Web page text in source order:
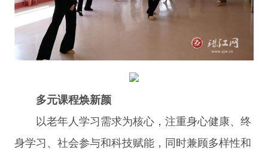
多元课程焕新颜
以老年人学习需求为核心，注重身心健康、终
身学习、社会参与和科技赋能，同时兼顾多样性和